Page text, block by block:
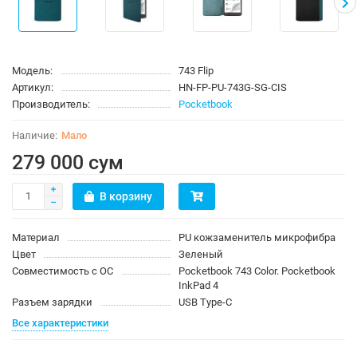
Модель:
743 Flip
Артикул:
HN-FP-PU-743G-SG-CIS
Производитель:
Pocketbook
Мало
279 000 сум
В корзину
Материал
PU кожзаменитель микрофибра
Цвет
Зеленый
Совместимость с ОС
Pocketbook 743 Color. Pocketbook
InkPad 4
Разъем зарядки
USB Type-C
Все характеристики